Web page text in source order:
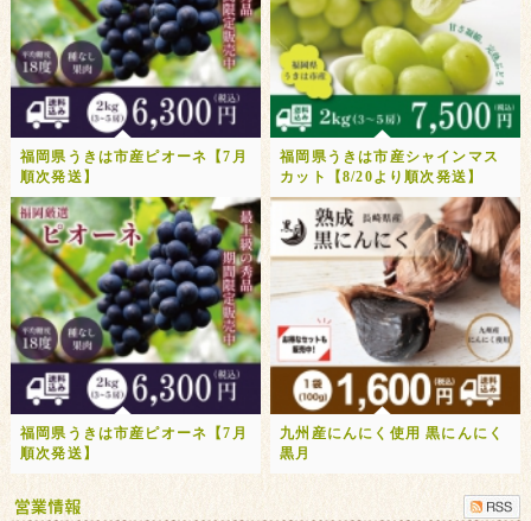
福岡県うきは市産ピオーネ【7月
順次発送】
福岡県うきは市産シャインマス
カット【8/20より順次発送】
福岡県うきは市産ピオーネ【7月
順次発送】
九州産にんにく使用 黒にんにく
黒月